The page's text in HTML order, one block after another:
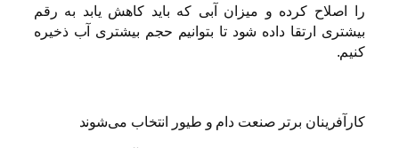
را اصلاح کرده و میزان آبی که باید کاهش یابد به رقم
بیشتری ارتقا داده شود تا بتوانیم حجم بیشتری آب ذخیره
کنیم.
کارآفرینان برتر صنعت دام و طیور انتخاب می‌شوند